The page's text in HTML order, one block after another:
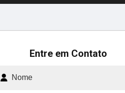
Entre em Contato